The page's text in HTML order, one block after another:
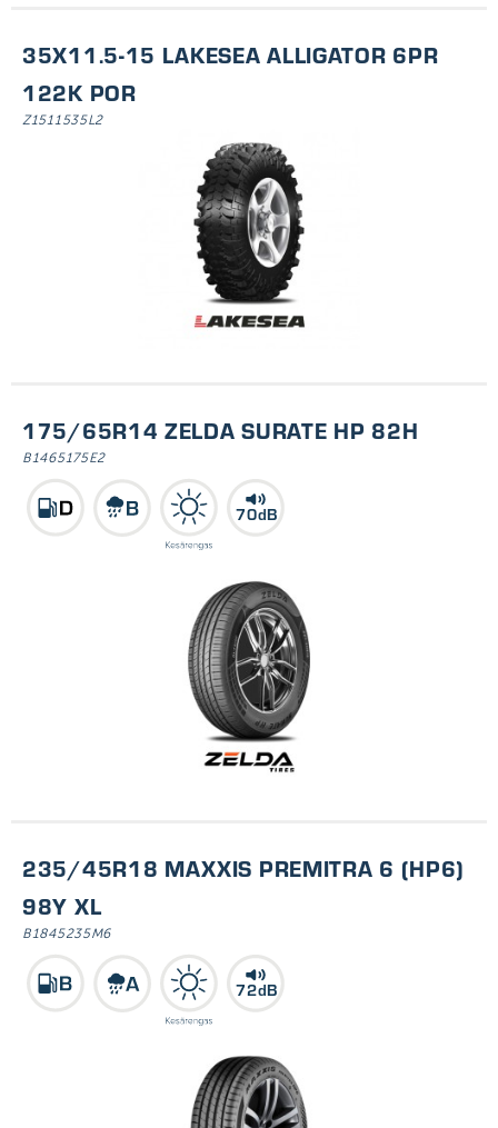
35X11.5-15 LAKESEA ALLIGATOR 6PR
122K POR
Z1511535L2
175/65R14 ZELDA SURATE HP 82H
B1465175E2
70dB
235/45R18 MAXXIS PREMITRA 6 (HP6)
98Y XL
B1845235M6
72dB